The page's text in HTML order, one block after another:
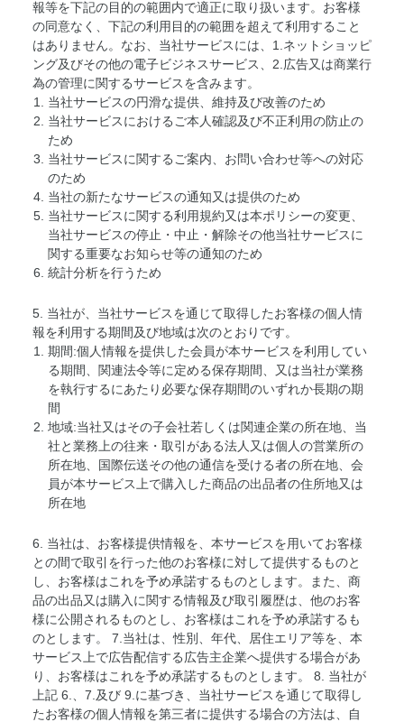
報等を下記の目的の範囲内で適正に取り扱います。お客様
の同意なく、下記の利用目的の範囲を超えて利用すること
はありません。なお、当社サービスには、1.ネットショッピ
ング及びその他の電子ビジネスサービス、2.広告又は商業行
為の管理に関するサービスを含みます。
当社サービスの円滑な提供、維持及び改善のため
当社サービスにおけるご本人確認及び不正利用の防止の
ため
当社サービスに関するご案内、お問い合わせ等への対応
のため
当社の新たなサービスの通知又は提供のため
当社サービスに関する利用規約又は本ポリシーの変更、
当社サービスの停止・中止・解除その他当社サービスに
関する重要なお知らせ等の通知のため
統計分析を行うため
5. 当社が、当社サービスを通じて取得したお客様の個人情
報を利用する期間及び地域は次のとおりです。
期間:個人情報を提供した会員が本サービスを利用してい
る期間、関連法令等に定める保存期間、又は当社が業務
を執行するにあたり必要な保存期間のいずれか長期の期
間
地域:当社又はその子会社若しくは関連企業の所在地、当
社と業務上の往来・取引がある法人又は個人の営業所の
所在地、国際伝送その他の通信を受ける者の所在地、会
員が本サービス上で購入した商品の出品者の住所地又は
所在地
6. 当社は、お客様提供情報を、本サービスを用いてお客様
との間で取引を行った他のお客様に対して提供するものと
し、お客様はこれを予め承諾するものとします。また、商
品の出品又は購入に関する情報及び取引履歴は、他のお客
様に公開されるものとし、お客様はこれを予め承諾するも
のとします。 7.当社は、性別、年代、居住エリア等を、本
サービス上で広告配信する広告主企業へ提供する場合があ
り、お客様はこれを予め承諾するものとします。 8. 当社が
上記 6.、7.及び 9.に基づき、当社サービスを通じて取得し
たお客様の個人情報を第三者に提供する場合の方法は、自